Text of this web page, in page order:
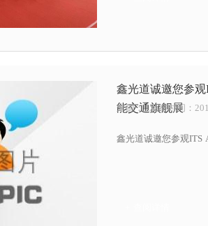
鑫光道诚邀您参
能交通旗舰展
鑫光道诚邀您参观ITS
来源：| 发布时间：